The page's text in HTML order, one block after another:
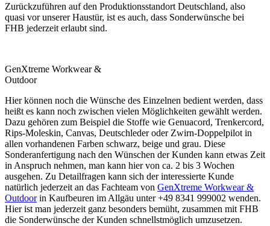
Zurückzuführen auf den Produktionsstandort Deutschland, also
quasi vor unserer Haustür, ist es auch, dass Sonderwünsche bei
FHB jederzeit erlaubt sind.
GenXtreme Workwear &
Outdoor
Hier können noch die Wünsche des Einzelnen bedient werden, dass
heißt es kann noch zwischen vielen Möglichkeiten gewählt werden.
Dazu gehören zum Beispiel die Stoffe wie Genuacord, Trenkercord,
Rips-Moleskin, Canvas, Deutschleder oder Zwirn-Doppelpilot in
allen vorhandenen Farben schwarz, beige und grau. Diese
Sonderanfertigung nach den Wünschen der Kunden kann etwas Zeit
in Anspruch nehmen, man kann hier von ca. 2 bis 3 Wochen
ausgehen. Zu Detailfragen kann sich der interessierte Kunde
natürlich jederzeit an das Fachteam von GenXtreme Workwear &
Outdoorin Kaufbeuren im Allgäu unter +49 8341 999002 wenden.
Hier ist man jederzeit ganz besonders bemüht, zusammen mit FHB
die Sonderwünsche der Kunden schnellstmöglich umzusetzen.